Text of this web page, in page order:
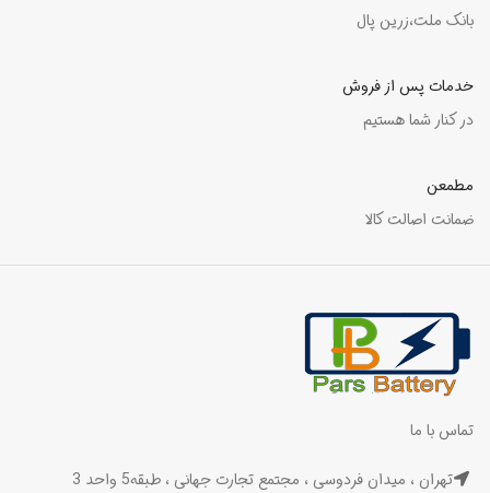
بانک ملت،زرین پال
خدمات پس از فروش
در کنار شما هستیم
مطمعن
ضمانت اصالت کالا
تماس با ما
تهران ، میدان فردوسی ، مجتمع تجارت جهانی ، طبقه5 واحد 3